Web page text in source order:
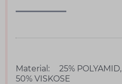
Material:
25%
50% VISKOSE